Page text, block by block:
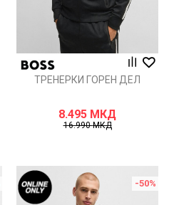
ТРЕНЕРКИ ГОРЕН ДЕЛ
8.495 МКД
16.990МКД
-50%